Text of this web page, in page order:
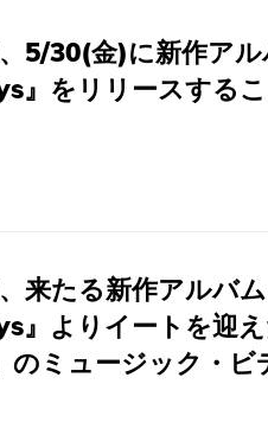
5/30(金)に新作ア
』をリリースする
来たる新作アルバ
』よりイートを迎
のミュージック・ビ